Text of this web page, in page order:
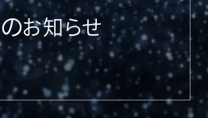
のお知らせ